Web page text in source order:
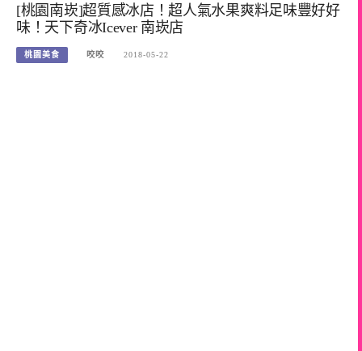
[桃園南崁]超質感冰店！超人氣水果爽料足味豐好好
味！天下奇冰Icever 南崁店
桃園美食 咬咬 2018-05-22